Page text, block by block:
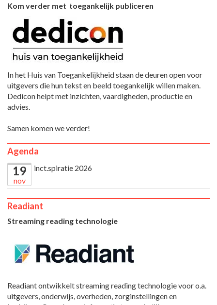
Kom verder met toegankelijk publiceren
In het Huis van Toegankelijkheid staan de deuren open voor
uitgevers die hun tekst en beeld toegankelijk willen maken.
Dedicon helpt met inzichten, vaardigheden, productie en
advies.
Samen komen we verder!
Agenda
19
nov
inct.spiratie 2026
Readiant
Streaming reading technologie
Readiant ontwikkelt streaming reading technologie voor o.a.
uitgevers, onderwijs, overheden, zorginstellingen en